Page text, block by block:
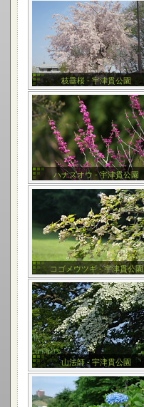
枝垂桜 - 宇津貫公園
ハナズオウ - 宇津貫公園
コゴメウツギ - 宇津貫公園
山法師 - 宇津貫公園